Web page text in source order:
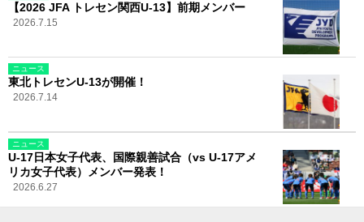
【2026 JFA トレセン関西U-13】前期メンバー
2026.7.15
ニュース
東北トレセンU-13が開催！
2026.7.14
ニュース
U-17日本女子代表、国際親善試合（vs U-17アメ
リカ女子代表）メンバー発表！
2026.6.27